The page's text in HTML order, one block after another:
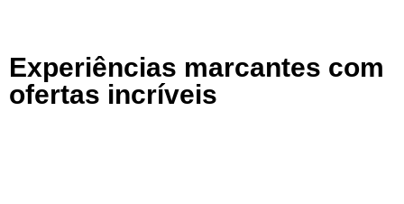
Experiências marcantes com
ofertas incríveis